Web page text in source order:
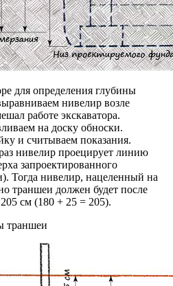
для определения глубины
нивелир возле
работе экскаватора.
на доску обноски.
и считываем показания.
нивелир проецирует линию
запроектированного
Тогда нивелир, нацеленный на
траншеи должен будет после
см (180 + 25 = 205).
траншеи